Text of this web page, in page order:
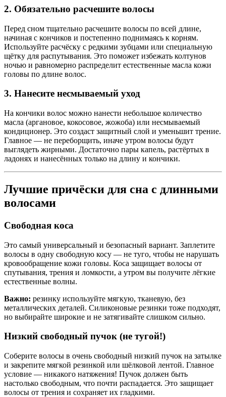
2. Обязательно расчешите волосы
Перед сном тщательно расчешите волосы по всей длине,
начиная с кончиков и постепенно поднимаясь к корням.
Используйте расчёску с редкими зубцами или специальную
щётку для распутывания. Это поможет избежать колтунов
ночью и равномерно распределит естественные масла кожи
головы по длине волос.
3. Нанесите несмываемый уход
На кончики волос можно нанести небольшое количество
масла (аргановое, кокосовое, жожоба) или несмываемый
кондиционер. Это создаст защитный слой и уменьшит трение.
Главное — не переборщить, иначе утром волосы будут
выглядеть жирными. Достаточно пары капель, растёртых в
ладонях и нанесённых только на длину и кончики.
Лучшие причёски для сна с длинными
волосами
Свободная коса
Это самый универсальный и безопасный вариант. Заплетите
волосы в одну свободную косу — не туго, чтобы не нарушать
кровообращение кожи головы. Коса защищает волосы от
спутывания, трения и ломкости, а утром вы получите лёгкие
естественные волны.
Важно: резинку используйте мягкую, тканевую, без
металлических деталей. Силиконовые резинки тоже подходят,
но выбирайте широкие и не затягивайте слишком сильно.
Низкий свободный пучок (не тугой!)
Соберите волосы в очень свободный низкий пучок на затылке
и закрепите мягкой резинкой или шёлковой лентой. Главное
условие — никакого натяжения! Пучок должен быть
настолько свободным, что почти распадается. Это защищает
волосы от трения и сохраняет их гладкими.